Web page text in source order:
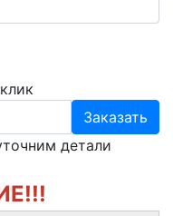
Заказать
детали